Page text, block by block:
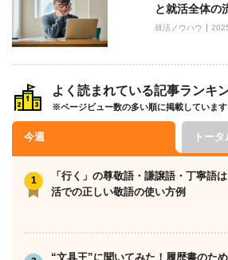
と就活全体の
就活ノウハウ
よく読まれている記事ランキ
※ページビュー数の多い順に掲載しています
今週 トータ
「行く」の尊敬語・謙譲語・丁寧語
活での正しい敬語の使い方例
“文具王”に聞いてみた！履歴書のた